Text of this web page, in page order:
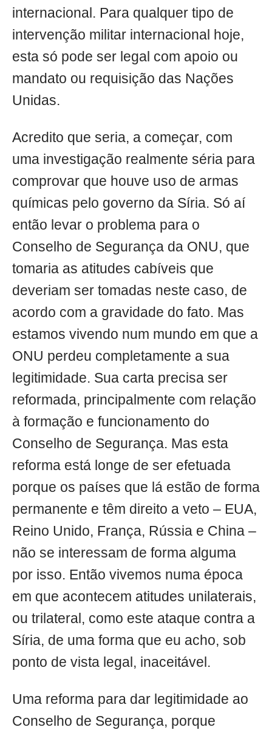
internacional. Para qualquer tipo de
intervenção militar internacional hoje,
esta só pode ser legal com apoio ou
mandato ou requisição das Nações
Unidas.
Acredito que seria, a começar, com
uma investigação realmente séria para
comprovar que houve uso de armas
químicas pelo governo da Síria. Só aí
então levar o problema para o
Conselho de Segurança da ONU, que
tomaria as atitudes cabíveis que
deveriam ser tomadas neste caso, de
acordo com a gravidade do fato. Mas
estamos vivendo num mundo em que a
ONU perdeu completamente a sua
legitimidade. Sua carta precisa ser
reformada, principalmente com relação
à formação e funcionamento do
Conselho de Segurança. Mas esta
reforma está longe de ser efetuada
porque os países que lá estão de forma
permanente e têm direito a veto – EUA,
Reino Unido, França, Rússia e China –
não se interessam de forma alguma
por isso. Então vivemos numa época
em que acontecem atitudes unilaterais,
ou trilateral, como este ataque contra a
Síria, de uma forma que eu acho, sob
ponto de vista legal, inaceitável.
Uma reforma para dar legitimidade ao
Conselho de Segurança, porque